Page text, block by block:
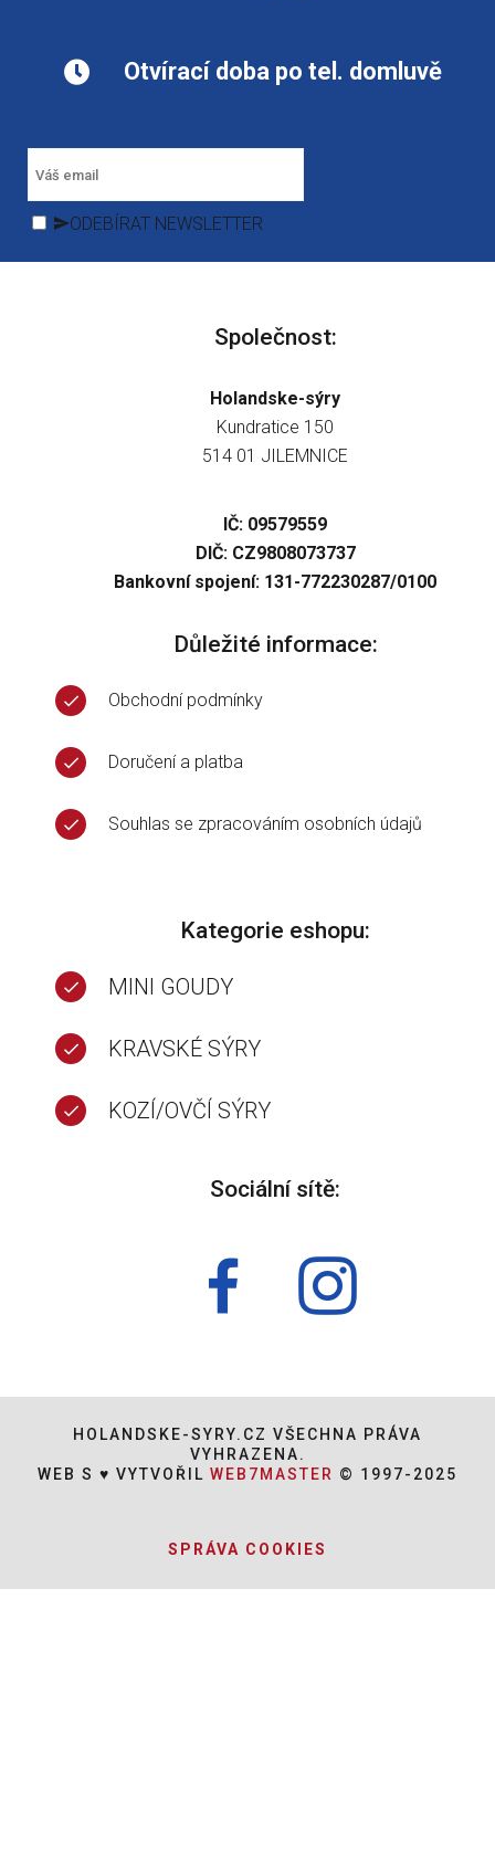
Otvírací doba po tel. domluvě
ODEBÍRAT NEWSLETTER
Společnost:
Holandske-sýry
Kundratice 150
514 01 JILEMNICE
IČ: 09579559
DIČ: CZ9808073737
Bankovní spojení: 131-772230287/0100
Důležité informace:
Obchodní podmínky
Doručení a platba
Souhlas se zpracováním osobních údajů
Kategorie eshopu:
MINI GOUDY
KRAVSKÉ SÝRY
KOZÍ/OVČÍ SÝRY
Sociální sítě:
HOLANDSKE-SYRY.CZ VŠECHNA PRÁVA
VYHRAZENA.
WEB S ♥ VYTVOŘIL WEB7MASTER © 1997-2025
SPRÁVA COOKIES